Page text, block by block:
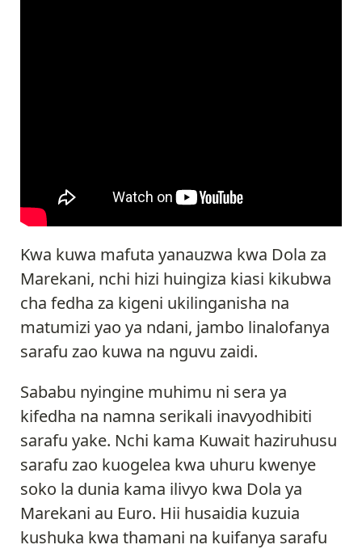
Kwa kuwa mafuta yanauzwa kwa Dola za
Marekani, nchi hizi huingiza kiasi kikubwa
cha fedha za kigeni ukilinganisha na
matumizi yao ya ndani, jambo linalofanya
sarafu zao kuwa na nguvu zaidi.
Sababu nyingine muhimu ni sera ya
kifedha na namna serikali inavyodhibiti
sarafu yake. Nchi kama Kuwait haziruhusu
sarafu zao kuogelea kwa uhuru kwenye
soko la dunia kama ilivyo kwa Dola ya
Marekani au Euro. Hii husaidia kuzuia
kushuka kwa thamani na kuifanya sarafu